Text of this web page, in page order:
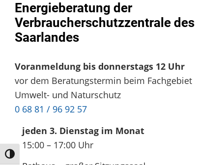
Umschalten auf hohe Kontraste
Energieberatung der
Verbraucherschutzzentrale des
Saarlandes
Voranmeldung bis donnerstags 12 Uhr
vor dem Beratungstermin beim Fachgebiet
Umwelt- und Naturschutz
0 68 81 / 96 92 57
jeden 3. Dienstag im Monat
15:00 – 17:00 Uhr